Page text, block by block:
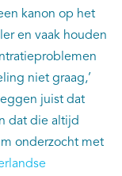
kanon op het
en vaak houden
niet graag,’
juist dat
dat die altijd
onderzocht met